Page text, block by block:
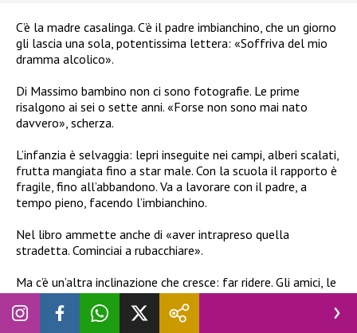
C’è la madre casalinga. C’è il padre imbianchino, che un giorno
gli lascia una sola, potentissima lettera: «Soffriva del mio
dramma alcolico».
Di Massimo bambino non ci sono fotografie. Le prime
risalgono ai sei o sette anni. «Forse non sono mai nato
davvero», scherza.
L’infanzia è selvaggia: lepri inseguite nei campi, alberi scalati,
frutta mangiata fino a star male. Con la scuola il rapporto è
fragile, fino all’abbandono. Va a lavorare con il padre, a
tempo pieno, facendo l’imbianchino.
Nel libro ammette anche di «aver intrapreso quella
stradetta. Cominciai a rubacchiare».
Ma c’è un’altra inclinazione che cresce: far ridere. Gli amici, le
persone intorno. «Facevo ridere per l’aspetto fisico, anche
involontariamente. All’inizio non mi piaceva. Poi, invece di